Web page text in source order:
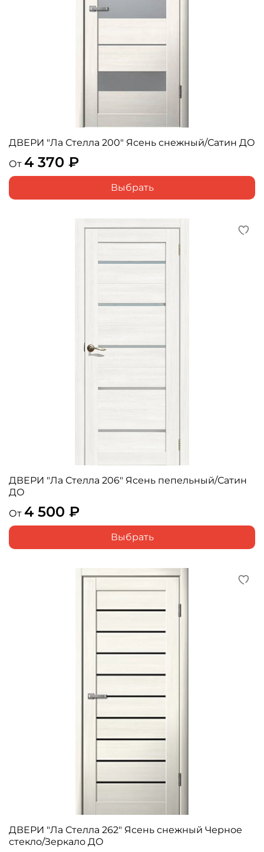
ДВЕРИ "Ла Стелла 200" Ясень снежный/Сатин ДО
От 4 370 ₽
Выбрать
ДВЕРИ "Ла Стелла 206" Ясень пепельный/Сатин
ДО
От 4 500 ₽
Выбрать
ДВЕРИ "Ла Стелла 262" Ясень снежный Черное
стекло/Зеркало ДО